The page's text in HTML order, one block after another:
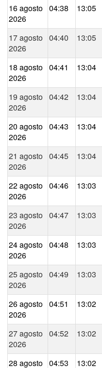
16 agosto
2026
04:38 13:05
17 agosto
2026
04:40 13:05
18 agosto
2026
04:41 13:04
19 agosto
2026
04:42 13:04
20 agosto
2026
04:43 13:04
21 agosto
2026
04:45 13:04
22 agosto
2026
04:46 13:03
23 agosto
2026
04:47 13:03
24 agosto
2026
04:48 13:03
25 agosto
2026
04:49 13:03
26 agosto
2026
04:51 13:02
27 agosto
2026
04:52 13:02
28 agosto 04:53 13:02